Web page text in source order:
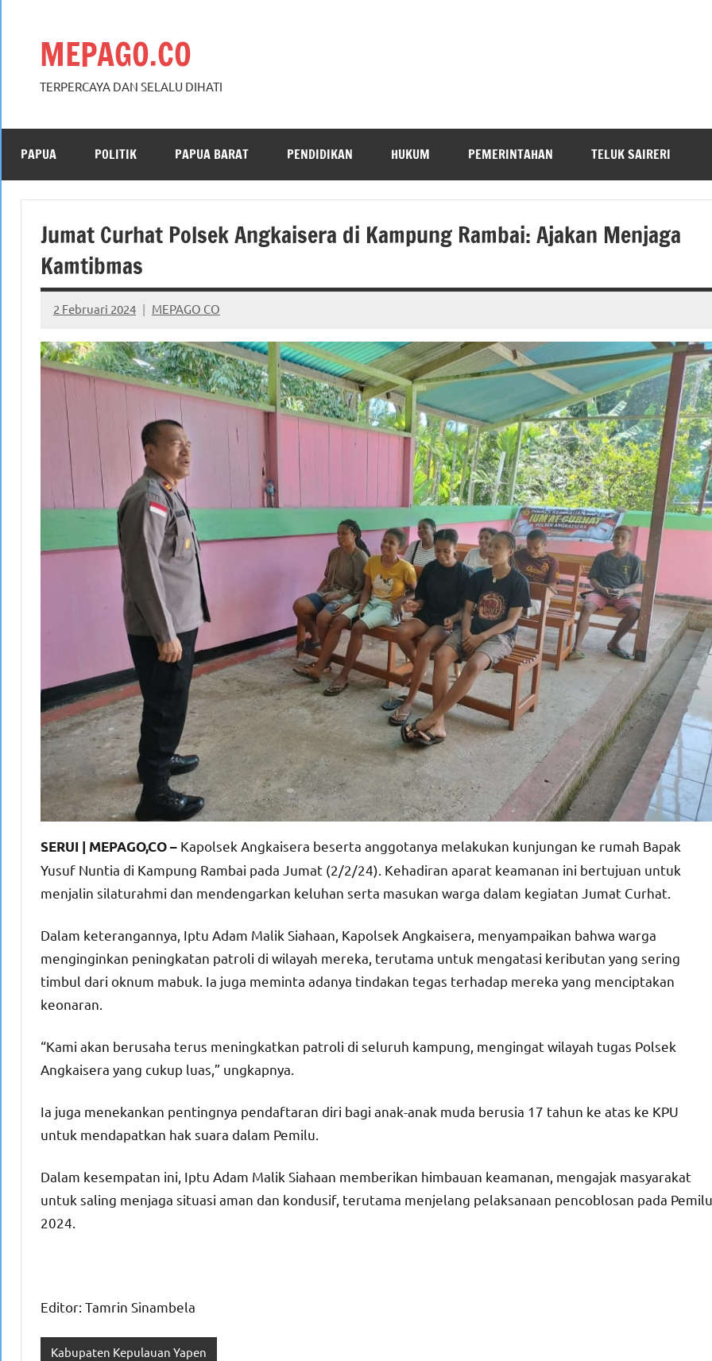
MEPAGO.CO
TERPERCAYA DAN SELALU DIHATI
PAPUA POLITIK PAPUA BARAT PENDIDIKAN HUKUM PEMERINTAHAN TELUK SAIRERI
Jumat Curhat Polsek Angkaisera di Kampung Rambai: Ajakan Menjaga
Kamtibmas
2 Februari 2024 MEPAGO CO
No
comments
SERUI | MEPAGO,CO – Kapolsek Angkaisera beserta anggotanya melakukan kunjungan ke rumah Bapak
Yusuf Nuntia di Kampung Rambai pada Jumat (2/2/24). Kehadiran aparat keamanan ini bertujuan untuk
menjalin silaturahmi dan mendengarkan keluhan serta masukan warga dalam kegiatan Jumat Curhat.
Dalam keterangannya, Iptu Adam Malik Siahaan, Kapolsek Angkaisera, menyampaikan bahwa warga
menginginkan peningkatan patroli di wilayah mereka, terutama untuk mengatasi keributan yang sering
timbul dari oknum mabuk. Ia juga meminta adanya tindakan tegas terhadap mereka yang menciptakan
keonaran.
“Kami akan berusaha terus meningkatkan patroli di seluruh kampung, mengingat wilayah tugas Polsek
Angkaisera yang cukup luas,” ungkapnya.
Ia juga menekankan pentingnya pendaftaran diri bagi anak-anak muda berusia 17 tahun ke atas ke KPU
untuk mendapatkan hak suara dalam Pemilu.
Dalam kesempatan ini, Iptu Adam Malik Siahaan memberikan himbauan keamanan, mengajak masyarakat
untuk saling menjaga situasi aman dan kondusif, terutama menjelang pelaksanaan pencoblosan pada Pemilu
2024.
Editor: Tamrin Sinambela
Kabupaten Kepulauan Yapen